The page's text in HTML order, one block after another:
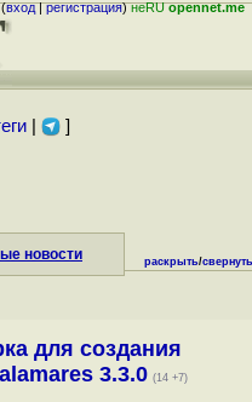
вход|регистрация)неRUopennet.me
| ]
новости раскрыть/свернуть
для создания
3.3.0 (14 +7)